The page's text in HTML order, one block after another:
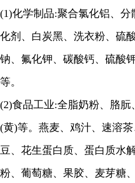
(1)化学制品:聚合氯化铝、分
化剂、白炭黑、洗衣粉、硫
钠、氟化钾、碳酸钙、硫酸
等。
(2)食品工业:全脂奶粉、胳朊
(黄)等。燕麦、鸡汁、速溶
豆、花生蛋白质、蛋白质水
粉、葡萄糖、果胶、麦芽糖